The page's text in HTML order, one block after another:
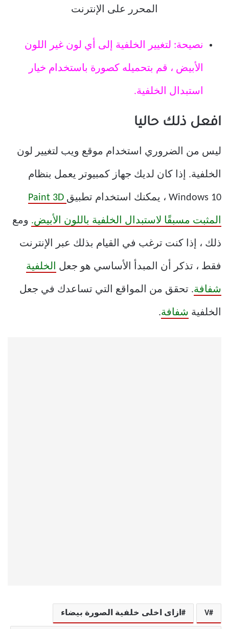
نصيحة: لتغيير الخلفية إلى أي لون غير اللون
الأبيض ، قم بتحميله كصورة باستخدام خيار
استبدال الخلفية.
افعل ذلك حاليا
ليس من الضروري استخدام موقع ويب لتغيير لون
الخلفية. إذا كان لديك جهاز كمبيوتر يعمل بنظام
Windows 10 ، يمكنك استخدام تطبيق Paint 3D
المثبت مسبقًا لاستبدال الخلفية باللون الأبيض. ومع
ذلك ، إذا كنت ترغب في القيام بذلك عبر الإنترنت
فقط ، تذكر أن المبدأ الأساسي هو جعل الخلفية
شفافة. تحقق من المواقع التي تساعدك في جعل
الخلفية شفافة.
V ازاى اخلى خلفية الصورة بيضاء